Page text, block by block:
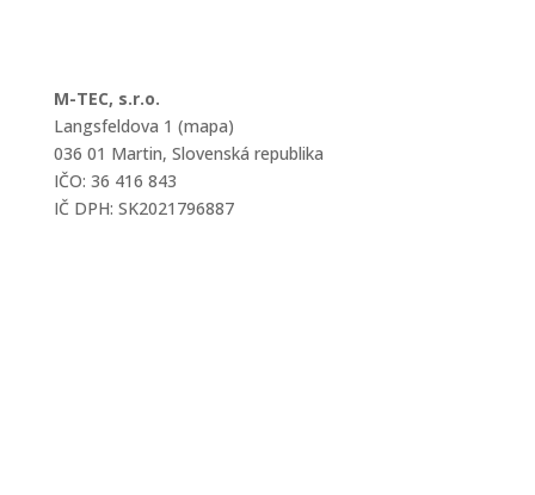
M-TEC, s.r.o.
Langsfeldova 1 (mapa)
036 01 Martin, Slovenská republika
IČO: 36 416 843
IČ DPH: SK2021796887